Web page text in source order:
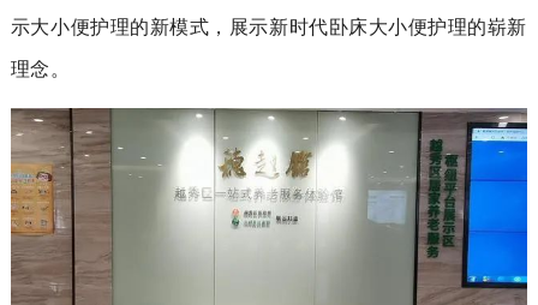
示大小便护理的新模式，展示新时代卧床大小便护理的崭新
理念。